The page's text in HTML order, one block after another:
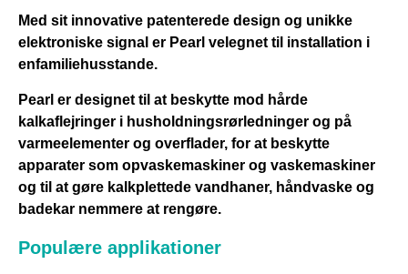
Med sit innovative patenterede design og unikke
elektroniske signal er Pearl velegnet til installation i
enfamiliehusstande.
Pearl er designet til at beskytte mod hårde
kalkaflejringer i husholdningsrørledninger og på
varmeelementer og overflader, for at beskytte
apparater som opvaskemaskiner og vaskemaskiner
og til at gøre kalkplettede vandhaner, håndvaske og
badekar nemmere at rengøre.
Populære applikationer